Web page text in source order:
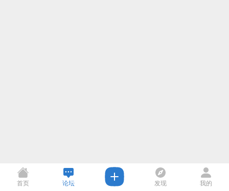
首页 论坛 发现 我的